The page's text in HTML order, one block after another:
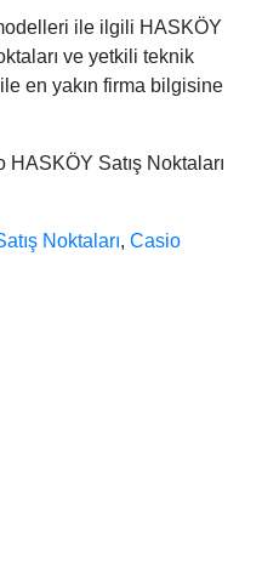
ile ilgili HASKÖY
ve yetkili teknik
en yakın firma bilgisine
Satış Noktaları
Noktaları, Casio